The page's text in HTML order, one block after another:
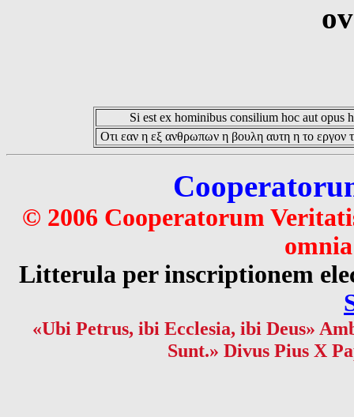
Si est ex hominibus consilium hoc aut opus
Οτι εαν η εξ ανθρωπων η βουλη αυτη η το εργον
© 2006 Cooperatorum
Litterula per inscriptionem
«Ubi Petrus, ibi Ecclesia, ibi Deus»
Sunt.» Divus Pius X